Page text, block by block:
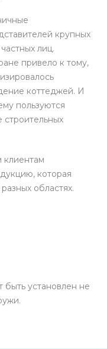
крупных
лиц.
привело к тому,
коттеджей. И
пользуются
клиентам
которая
областях.
установлен не